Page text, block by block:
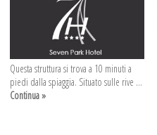
Questa struttura si trova a 10 minuti a
piedi dalla spiaggia. Situato sulle rive ...
Continua »